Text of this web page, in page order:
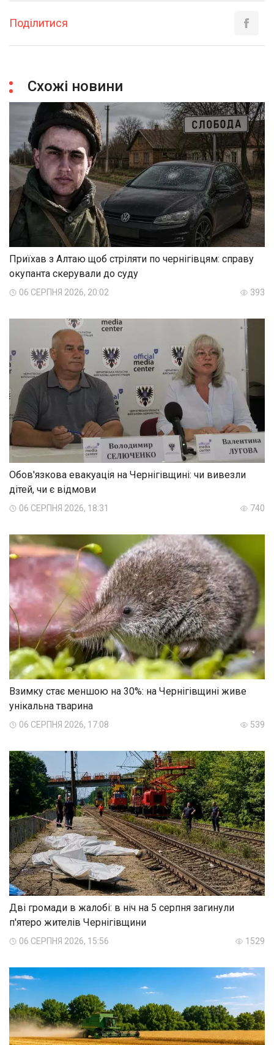
Поділитися
Схожі новини
Приїхав з Алтаю щоб стріляти по чернігівцям: справу
окупанта скерували до суду
06 СЕРПНЯ 2026, 20:02 393
Обов'язкова евакуація на Чернігівщині: чи вивезли
дітей, чи є відмови
06 СЕРПНЯ 2026, 18:31 740
Взимку стає меншою на 30%: на Чернігівщині живе
унікальна тварина
06 СЕРПНЯ 2026, 17:08 539
Дві громади в жалобі: в ніч на 5 серпня загинули
п'ятеро жителів Чернігівщини
06 СЕРПНЯ 2026, 15:56 1529